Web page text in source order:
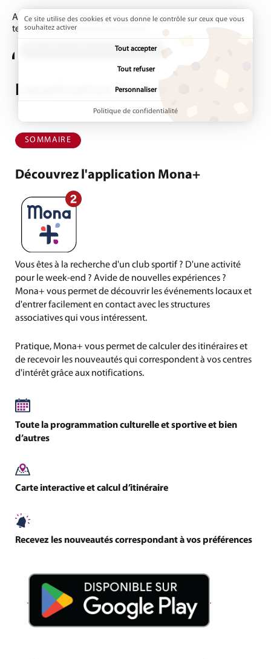
Accueil Sortir/Bouger
Découvrir les activités du
territoire
Page active :
L'application Mona+
ADDTOANY (SHARE) EST DÉSACTIVÉ.
L'application Mona+
Découvrez l'application Mona+
Vous êtes à la recherche d'un club sportif ? D'une activité
pour le week-end ? Avide de nouvelles expériences ?
Mona+ vous permet de découvrir les événements locaux et
d'entrer facilement en contact avec les structures
associatives qui vous intéressent.
Pratique, Mona+ vous permet de calculer des itinéraires et
de recevoir les nouveautés qui correspondent à vos centres
d'intérêt grâce aux notifications.
Toute la programmation culturelle et sportive et bien
d’autres
Carte interactive et calcul d’itinéraire
Recevez les nouveautés correspondant à vos préférences
SOMMAIRE
Ce site utilise des cookies et vous donne le contrôle sur ceux que vous
souhaitez activer
Tout accepter
Tout refuser
Personnaliser
Politique de confidentialité